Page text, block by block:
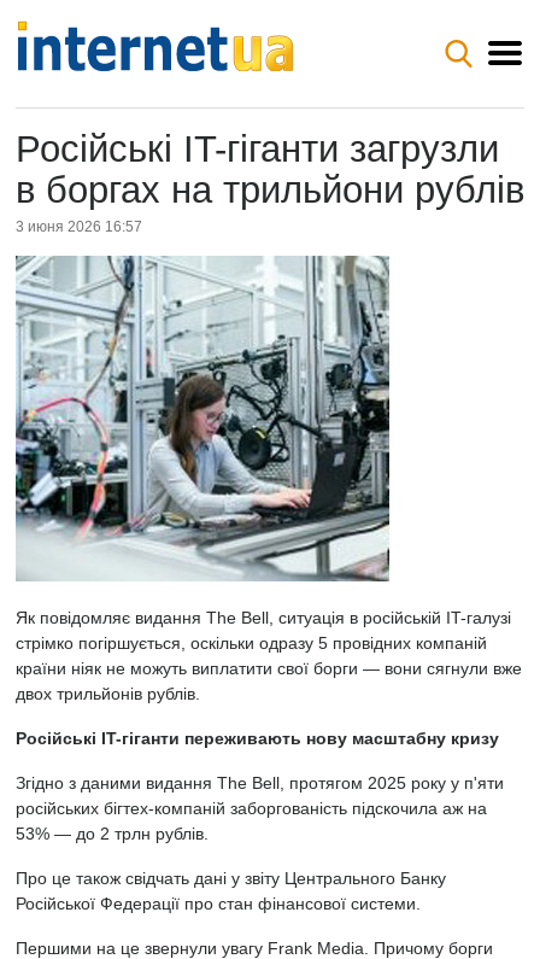
Російські IT-гіганти загрузли
в боргах на трильйони рублів
3 июня 2026 16:57
Як повідомляє видання The Bell, ситуація в російській IT-галузі
стрімко погіршується, оскільки одразу 5 провідних компаній
країни ніяк не можуть виплатити свої борги — вони сягнули вже
двох трильйонів рублів.
Російські IT-гіганти переживають нову масштабну кризу
Згідно з даними видання The Bell, протягом 2025 року у п'яти
російських бігтех-компаній заборгованість підскочила аж на
53% — до 2 трлн рублів.
Про це також свідчать дані у звіту Центрального Банку
Російської Федерації про стан фінансової системи.
Першими на це звернули увагу Frank Media. Причому борги